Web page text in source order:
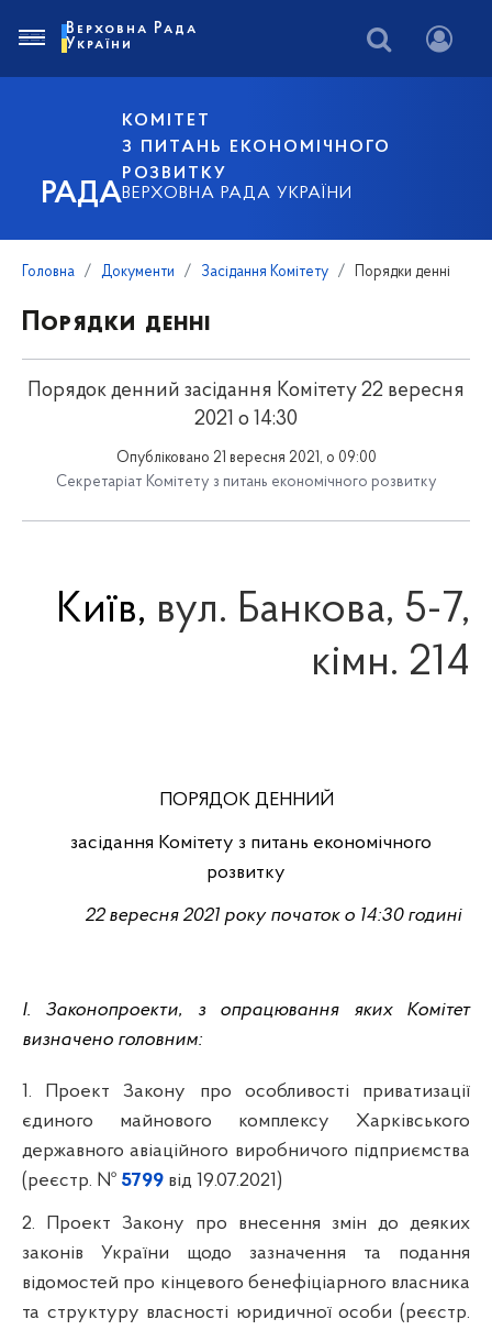
РАДА
КОМІТЕТ
З ПИТАНЬ ЕКОНОМІЧНОГО
РОЗВИТКУ
ВЕРХОВНА РАДА УКРАЇНИ
Верховна Рада
України
Головна Документи Засідання Комітету Порядки денні
Порядки денні
Порядок денний засідання Комітету 22 вересня
2021 о 14:30
Опубліковано 21 вересня 2021, о 09:00
Секретаріат Комітету з питань економічного розвитку
Київ, вул. Банкова, 5-7,
кімн. 214
ПОРЯДОК ДЕННИЙ
засідання Комітету з питань економічного
розвитку
22 вересня2021 року початок о14:30 годині
І. Законопроекти, з опрацювання яких Комітет
визначено головним:
1. Проект Закону про особливості приватизації
єдиного майнового комплексу Харківського
державного авіаційного виробничого підприємства
(реєстр. № 5799 від 19.07.2021)
2. Проект Закону про внесення змін до деяких
законів України щодо зазначення та подання
відомостей про кінцевого бенефіціарного власника
та структуру власності юридичної особи (реєстр.